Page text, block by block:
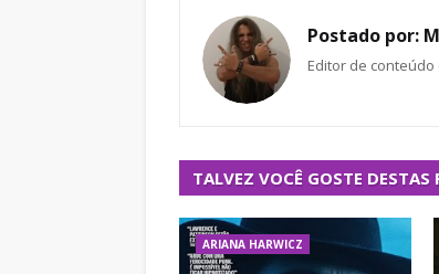
Postado por:
Editor de conteúdo
TALVEZ VOCÊ GOSTE DESTAS
ARIANA HARWICZ